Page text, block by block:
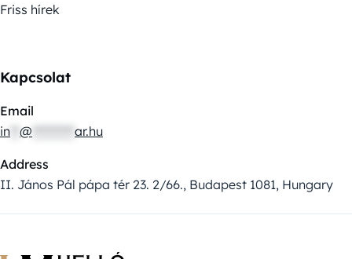
Friss hírek
Kapcsolat
Email
in @ ar.hu
Address
II. János Pál pápa tér 23. 2/66., Budapest 1081, Hungary